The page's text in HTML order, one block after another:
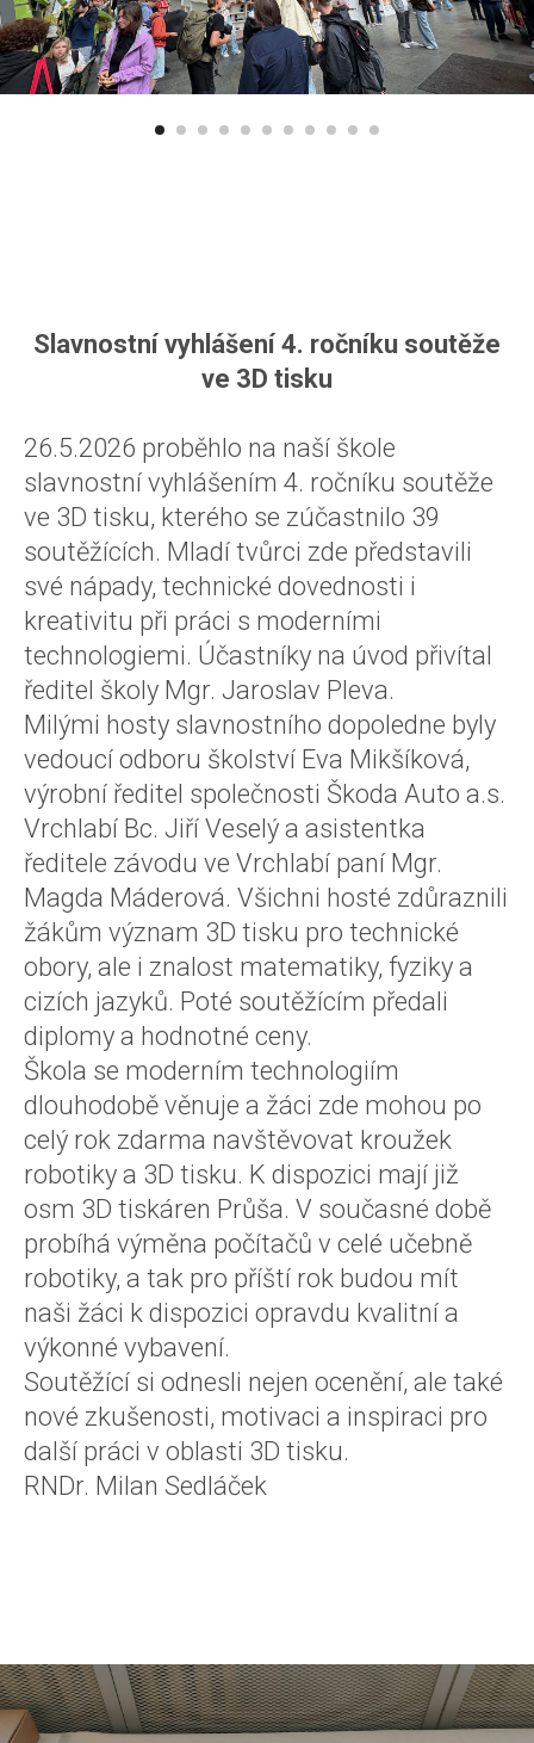
Slavnostní vyhlášení 4. ročníku soutěže
ve 3D tisku
26.5.2026 proběhlo na naší škole
slavnostní vyhlášením 4. ročníku soutěže
ve 3D tisku, kterého se zúčastnilo 39
soutěžících. Mladí tvůrci zde představili
své nápady, technické dovednosti i
kreativitu při práci s moderními
technologiemi. Účastníky na úvod přivítal
ředitel školy Mgr. Jaroslav Pleva.
Milými hosty slavnostního dopoledne byly
vedoucí odboru školství Eva Mikšíková,
výrobní ředitel společnosti Škoda Auto a.s.
Vrchlabí Bc. Jiří Veselý a asistentka
ředitele závodu ve Vrchlabí paní Mgr.
Magda Máderová. Všichni hosté zdůraznili
žákům význam 3D tisku pro technické
obory, ale i znalost matematiky, fyziky a
cizích jazyků. Poté soutěžícím předali
diplomy a hodnotné ceny.
Škola se moderním technologiím
dlouhodobě věnuje a žáci zde mohou po
celý rok zdarma navštěvovat kroužek
robotiky a 3D tisku. K dispozici mají již
osm 3D tiskáren Průša. V současné době
probíhá výměna počítačů v celé učebně
robotiky, a tak pro příští rok budou mít
naši žáci k dispozici opravdu kvalitní a
výkonné vybavení.
Soutěžící si odnesli nejen ocenění, ale také
nové zkušenosti, motivaci a inspiraci pro
další práci v oblasti 3D tisku.
RNDr. Milan Sedláček